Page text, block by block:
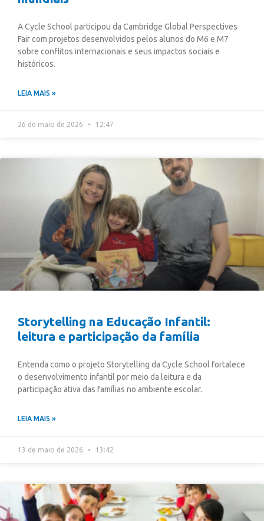
A Cycle School participou da Cambridge Global Perspectives
Fair com projetos desenvolvidos pelos alunos do M6 e M7
sobre conflitos internacionais e seus impactos sociais e
históricos.
LEIA MAIS »
26 de maio de 2026 12:47
Storytelling na Educação Infantil:
leitura e participação da família
Entenda como o projeto Storytelling da Cycle School fortalece
o desenvolvimento infantil por meio da leitura e da
participação ativa das famílias no ambiente escolar.
LEIA MAIS »
13 de maio de 2026 13:42